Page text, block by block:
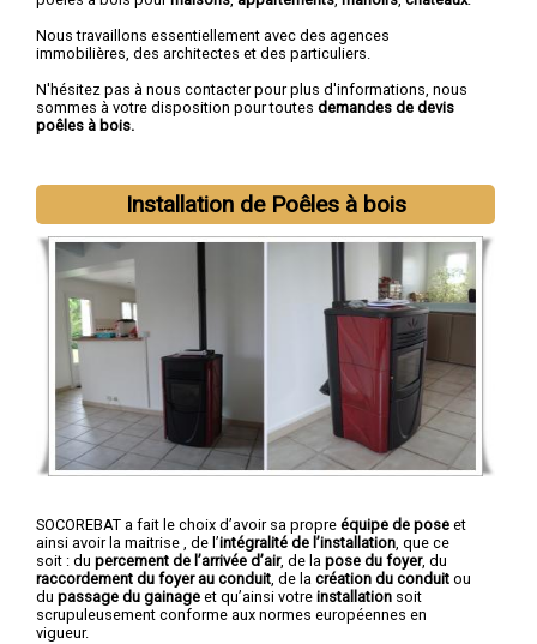
Nous travaillons essentiellement avec des agences
immobilières, des architectes et des particuliers.
N'hésitez pas à nous contacter pour plus d'informations, nous
sommes à votre disposition pour toutes demandes de devis
poêles à bois.
Installation de Poêles à bois
SOCOREBAT a fait le choix d’avoir sa propre équipe de pose et
ainsi avoir la maitrise , de l’intégralité de l’installation, que ce
soit : du percement de l’arrivée d’air, de la pose du foyer, du
raccordement du foyer au conduit, de la création du conduit ou
du passage du gainage et qu’ainsi votre installation soit
scrupuleusement conforme aux normes européennes en
vigueur.